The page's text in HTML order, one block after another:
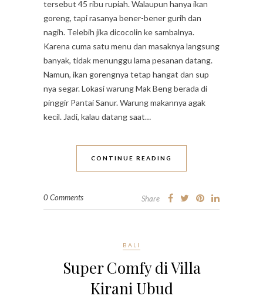
tersebut 45 ribu rupiah. Walaupun hanya ikan
goreng, tapi rasanya bener-bener gurih dan
nagih. Telebih jika dicocolin ke sambalnya.
Karena cuma satu menu dan masaknya langsung
banyak, tidak menunggu lama pesanan datang.
Namun, ikan gorengnya tetap hangat dan sup
nya segar. Lokasi warung Mak Beng berada di
pinggir Pantai Sanur. Warung makannya agak
kecil. Jadi, kalau datang saat…
CONTINUE READING
0 Comments Share
BALI
Super Comfy di Villa
Kirani Ubud